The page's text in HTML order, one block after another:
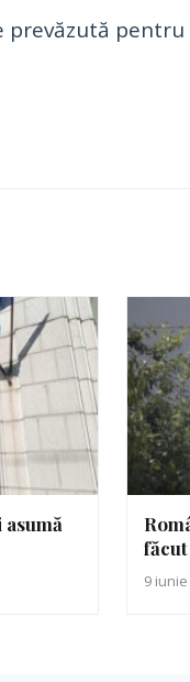
prevăzută pentru
9 iunie